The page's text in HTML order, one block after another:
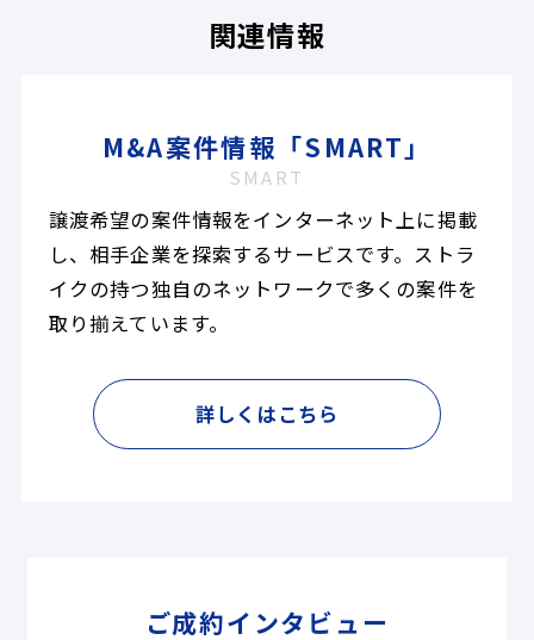
関連情報
M&A案件情報「SMART」
SMART
譲渡希望の案件情報をインターネット上に掲載
し、相手企業を探索するサービスです。ストラ
イクの持つ独自のネットワークで多くの案件を
取り揃えています。
詳しくはこちら
ご成約インタビュー